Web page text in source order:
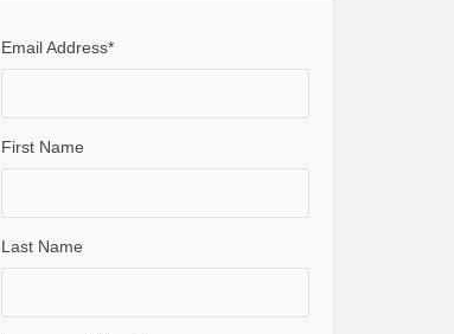
Email Address*
First Name
Last Name